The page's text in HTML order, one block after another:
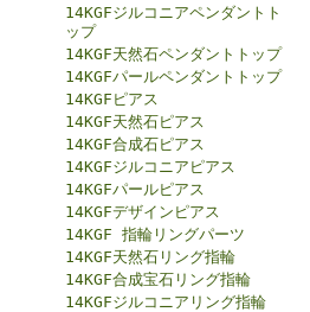
14KGFジルコニアペンダントト
ップ
14KGF天然石ペンダントトップ
14KGFパールペンダントトップ
14KGFピアス
14KGF天然石ピアス
14KGF合成石ピアス
14KGFジルコニアピアス
14KGFパールピアス
14KGFデザインピアス
14KGF 指輪リングパーツ
14KGF天然石リング指輪
14KGF合成宝石リング指輪
14KGFジルコニアリング指輪